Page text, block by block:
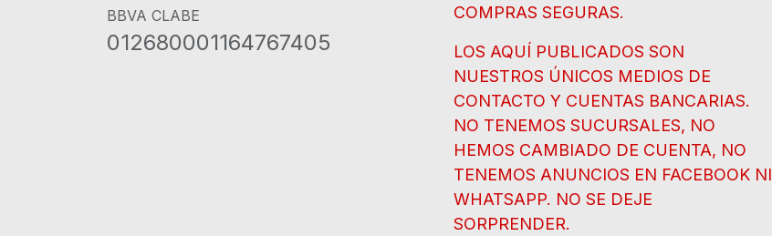
BBVA CLABE
012680001164767405
COMPRAS SEGURAS.
LOS AQUÍ PUBLICADOS SON
NUESTROS ÚNICOS MEDIOS DE
CONTACTO Y CUENTAS BANCARIAS.
NO TENEMOS SUCURSALES, NO
HEMOS CAMBIADO DE CUENTA, NO
TENEMOS ANUNCIOS EN FACEBOOK NI
WHATSAPP. NO SE DEJE
SORPRENDER.